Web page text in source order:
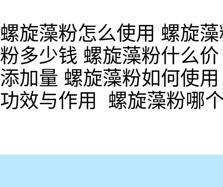
螺旋藻粉怎么使用 螺旋
粉多少钱 螺旋藻粉什么
添加量 螺旋藻粉如何使
功效与作用 螺旋藻粉哪